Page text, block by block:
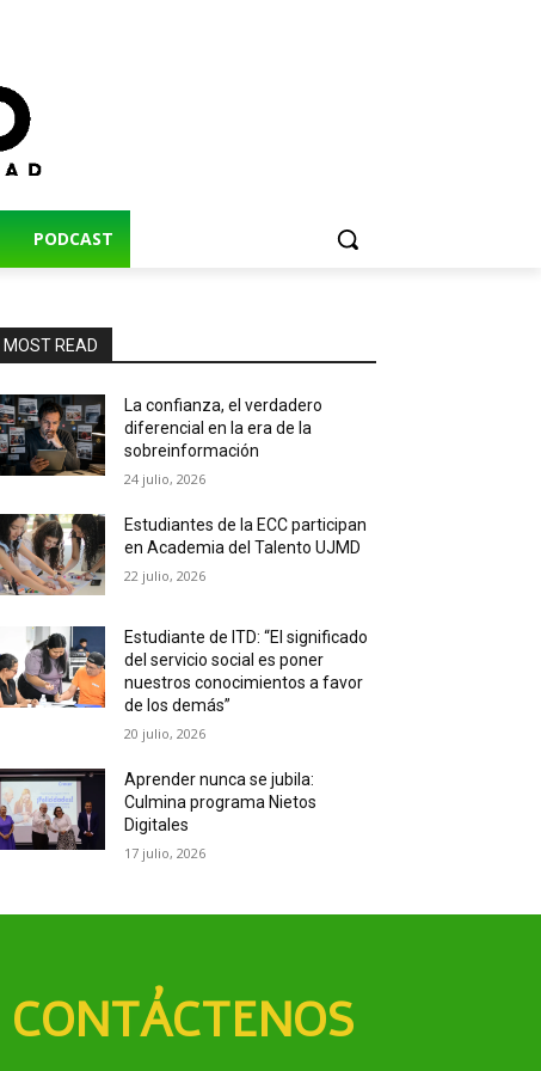
PODCAST
MOST READ
La confianza, el verdadero
diferencial en la era de la
sobreinformación
24 julio, 2026
Estudiantes de la ECC participan
en Academia del Talento UJMD
22 julio, 2026
Estudiante de ITD: “El significado
del servicio social es poner
nuestros conocimientos a favor
de los demás”
20 julio, 2026
Aprender nunca se jubila:
Culmina programa Nietos
Digitales
17 julio, 2026
CONTÁCTENOS